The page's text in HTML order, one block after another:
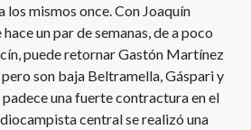
los mismos once. Con Joaquín
un par de semanas, de a poco
puede retornar Gastón Martínez
son baja Beltramella, Gáspari y
una fuerte contractura en el
central se realizó una